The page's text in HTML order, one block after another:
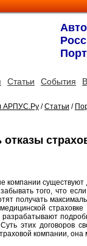
Статьи События
АРПУС.Ру /Статьи /
отказы
компании существуют
того, что
получать
этих договоров
компании, она